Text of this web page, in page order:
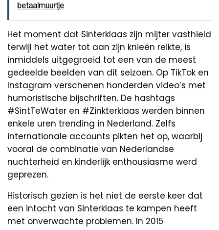
betaalmuurtje
Het moment dat Sinterklaas zijn mijter vasthield
terwijl het water tot aan zijn knieën reikte, is
inmiddels uitgegroeid tot een van de meest
gedeelde beelden van dit seizoen. Op TikTok en
Instagram verschenen honderden video’s met
humoristische bijschriften. De hashtags
#SintTeWater en #Zinkterklaas werden binnen
enkele uren trending in Nederland. Zelfs
internationale accounts pikten het op, waarbij
vooral de combinatie van Nederlandse
nuchterheid en kinderlijk enthousiasme werd
geprezen.
Historisch gezien is het niet de eerste keer dat
een intocht van Sinterklaas te kampen heeft
met onverwachte problemen. In 2015